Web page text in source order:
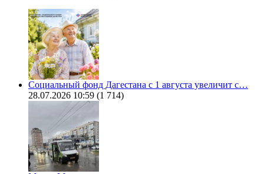
Социальный фонд Дагестана с 1 августа увеличит с…
28.07.2026 10:59 (1 714)